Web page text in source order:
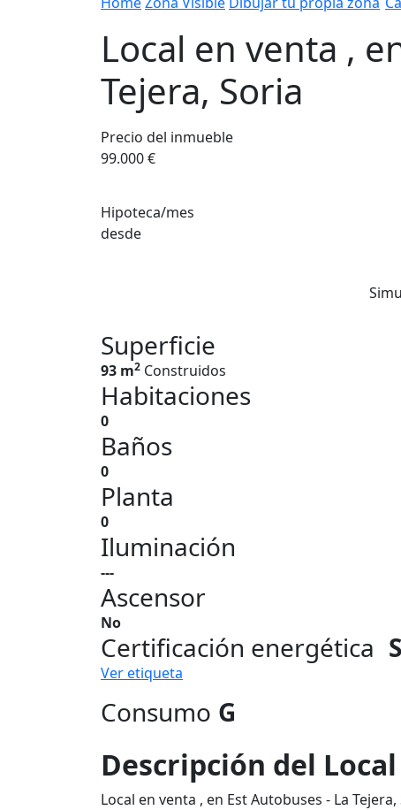
Local en venta ,
Tejera, Soria
Precio del inmueble
99.000 €
Hipoteca/mes
desde
Superficie
93 m2 Construidos
Habitaciones
0
Baños
0
Planta
0
Iluminación
---
Ascensor
No
Certificación energética
Ver etiqueta
Consumo G
Descripción del Local
Local en venta , en Est Autobuses - La Tejera,